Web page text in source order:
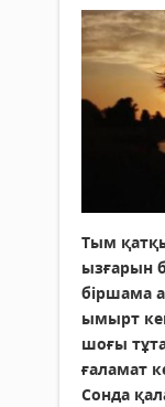
Тым
ызғарын
біршама
ымырт
шоғы
ғаламат
Сонда